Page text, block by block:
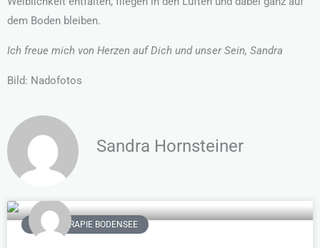
dem Boden bleiben.
Ich freue mich von Herzen auf Dich und unser Sein, Sandra
Bild: Nadofotos
Sandra Hornsteiner
PAARTHERAPIE BODENSEE